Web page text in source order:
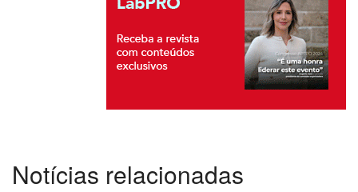
Notícias relacionadas